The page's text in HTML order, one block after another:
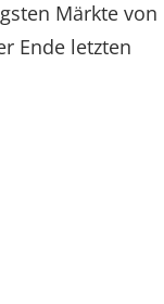
Märkte von
Ende letzten